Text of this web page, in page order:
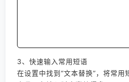
3、快速输入常用短语
在设置中找到“文本替换”，将常用